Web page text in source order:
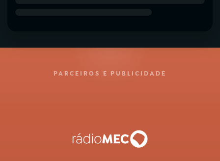
PARCEIROS E PUBLICIDADE